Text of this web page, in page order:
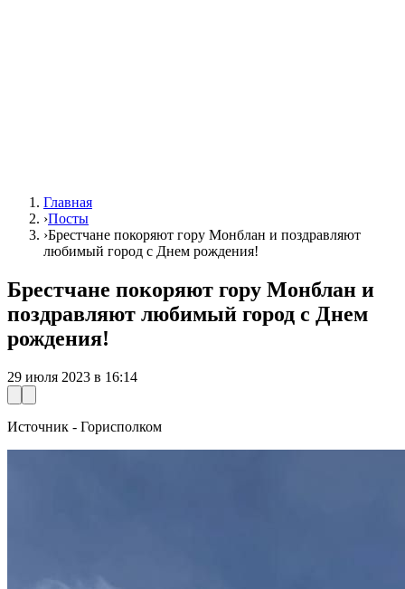
Главная
›Посты
›Брестчане покоряют гору Монблан и поздравляют
любимый город с Днем рождения!
Брестчане покоряют гору Монблан и
поздравляют любимый город с Днем
рождения!
29 июля 2023 в 16:14
Источник - Горисполком